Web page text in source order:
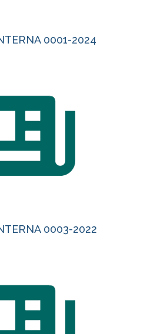
0001-2024
0003-2022